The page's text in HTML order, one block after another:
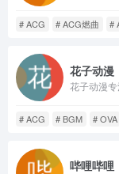
# ACG # ACG燃曲 #
花子动漫
# ACG # BGM # OVA
哔哩哔哩